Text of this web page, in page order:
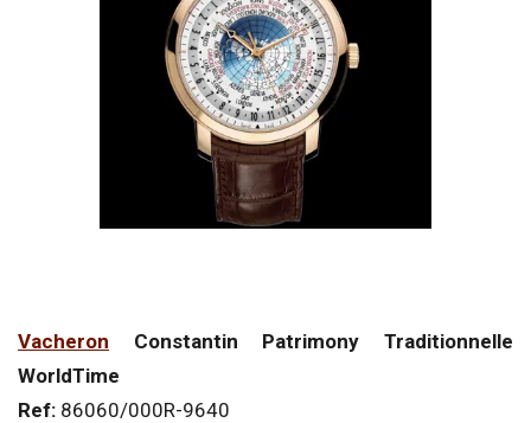
Vacheron Constantin Patrimony Traditionnelle
WorldTime
Ref: 86060/000R-9640